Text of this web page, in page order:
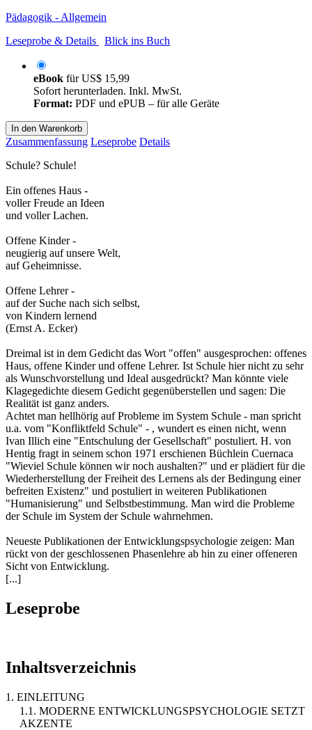
Pädagogik - Allgemein
Leseprobe & Details
Blick ins Buch
eBook fürUS$ 15,99
Sofort herunterladen. Inkl. MwSt.
Format: PDF und ePUB – für alle Geräte
In den Warenkorb
Zusammenfassung Leseprobe Details
Schule? Schule!
Ein offenes Haus -
voller Freude an Ideen
und voller Lachen.
Offene Kinder -
neugierig auf unsere Welt,
auf Geheimnisse.
Offene Lehrer -
auf der Suche nach sich selbst,
von Kindern lernend
(Ernst A. Ecker)
Dreimal ist in dem Gedicht das Wort "offen" ausgesprochen: offenes
Haus, offene Kinder und offene Lehrer. Ist Schule hier nicht zu sehr
als Wunschvorstellung und Ideal ausgedrückt? Man könnte viele
Klagegedichte diesem Gedicht gegenüberstellen und sagen: Die
Realität ist ganz anders.
Achtet man hellhörig auf Probleme im System Schule - man spricht
u.a. vom "Konfliktfeld Schule" - , wundert es einen nicht, wenn
Ivan Illich eine "Entschulung der Gesellschaft" postuliert. H. von
Hentig fragt in seinem schon 1971 erschienen Büchlein Cuernaca
"Wieviel Schule können wir noch aushalten?" und er plädiert für die
Wiederherstellung der Freiheit des Lernens als der Bedingung einer
befreiten Existenz" und postuliert in weiteren Publikationen
"Humanisierung" und Selbstbestimmung. Man wird die Probleme
der Schule im System der Schule wahrnehmen.
Neueste Publikationen der Entwicklungspsychologie zeigen: Man
rückt von der geschlossenen Phasenlehre ab hin zu einer offeneren
Sicht von Entwicklung.
[...]
Leseprobe
Inhaltsverzeichnis
1. EINLEITUNG
1.1. MODERNE ENTWICKLUNGSPSYCHOLOGIE SETZT
AKZENTE